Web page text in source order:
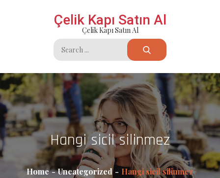
Çelik Kapı Satın Al
Çelik Kapı Satın Al
Search
for:
Hangi sicil silinmez
Home Uncategorized Hangi sicil silinmez